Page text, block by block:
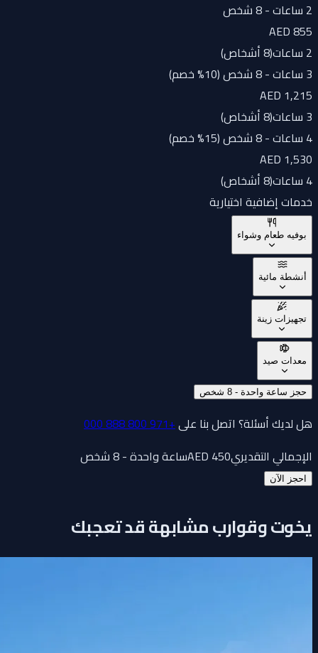
AED 855
(8 أشخاص
AED 1,215
(8 أشخاص
4 ساعات - 8 شخص (15% خصم)
AED 1,530
4 ساعات
(8 أشخاص
خدمات إضافية اختيارية
بوفيه طعام وشواء
أنشطة مائية
تجهيزات زينة
معدات صيد
حجز ساعة واحدة - 8 شخص
هل لديك أسئلة؟ اتصل بنا على +971 800 888 000
الإجمالي التقديري
AED450 ساعة واحدة - 8 شخص
احجز الآن
يخوت وقوارب مشابهة قد تعجبك